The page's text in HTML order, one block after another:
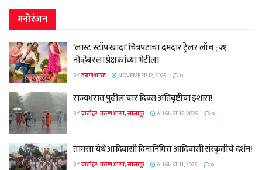
मनोरंजन
‘लास्ट स्टॉप खांदा’ चित्रपटाचा दमदार ट्रेलर लाँच ; २१
नोव्हेंबरला प्रेक्षकांच्या भेटीला
BYतरुण भारत NOVEMBER 12, 2025 0
राज्यभरात पुढील चार दिवस अतिवृष्टीचा इशारा!
BYवार्ताहर, तरुण भारत, सोलापूर AUGUST 16, 2025 0
तामसा येथे आदिवासी दिनानिमित्त आदिवासी संस्कृतीचे दर्शन!
BYवार्ताहर, तरुण भारत, सोलापूर AUGUST 11, 2025 0